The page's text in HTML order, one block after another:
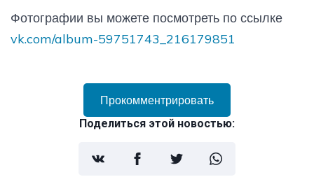
Фотографии вы можете посмотреть по ссылке
vk.com/album-59751743_216179851
Прокомментрировать
Поделиться этой новостью: